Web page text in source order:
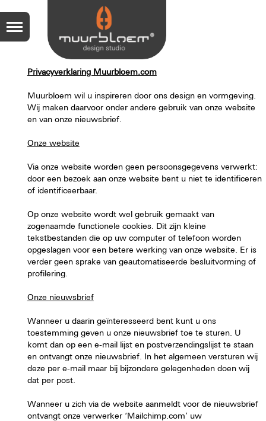
Privacyverklaring Muurbloem.com
Muurbloem wil u inspireren door ons design en vormgeving.
Wij maken daarvoor onder andere gebruik van onze website
en van onze nieuwsbrief.
Onze website
Via onze website worden geen persoonsgegevens verwerkt:
door een bezoek aan onze website bent u niet te identificeren
of identificeerbaar.
Op onze website wordt wel gebruik gemaakt van
zogenaamde functionele cookies. Dit zijn kleine
tekstbestanden die op uw computer of telefoon worden
opgeslagen voor een betere werking van onze website. Er is
verder geen sprake van geautomatiseerde besluitvorming of
profilering.
Onze nieuwsbrief
Wanneer u daarin geïnteresseerd bent kunt u ons
toestemming geven u onze nieuwsbrief toe te sturen. U
komt dan op een e-mail lijst en postverzendingslijst te staan
en ontvangt onze nieuwsbrief. In het algemeen versturen wij
deze per e-mail maar bij bijzondere gelegenheden doen wij
dat per post.
Wanneer u zich via de website aanmeldt voor de nieuwsbrief
ontvangt onze verwerker ‘Mailchimp.com’ uw